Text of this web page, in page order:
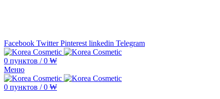
Facebook Twitter Pinterest linkedin Telegram
0 пунктов / 0 ₩
Меню
0 пунктов / 0 ₩